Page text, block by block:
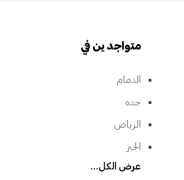
متواجدين في
الدمام
جده
الرياض
الخبر
عرض الكل...